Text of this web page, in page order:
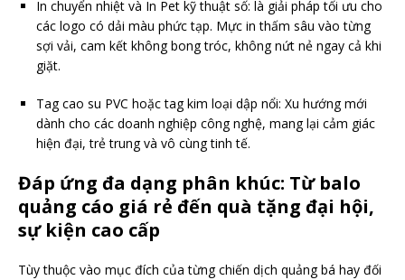
In chuyển nhiệt và In Pet kỹ thuật số: là giải pháp tối ưu cho
các logo có dải màu phức tạp. Mực in thấm sâu vào từng
sợi vải, cam kết không bong tróc, không nứt nẻ ngay cả khi
giặt.
Tag cao su PVC hoặc tag kim loại dập nổi: Xu hướng mới
dành cho các doanh nghiệp công nghệ, mang lại cảm giác
hiện đại, trẻ trung và vô cùng tinh tế.
Đáp ứng đa dạng phân khúc: Từ balo
quảng cáo giá rẻ đến quà tặng đại hội,
sự kiện cao cấp
Tùy thuộc vào mục đích của từng chiến dịch quảng bá hay đối